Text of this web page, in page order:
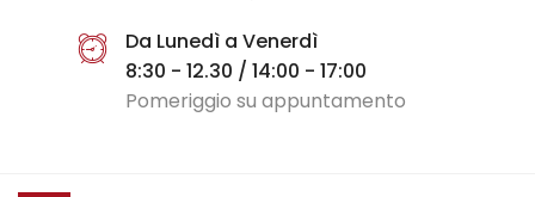
Da Lunedì a Venerdì
8:30 - 12.30 / 14:00 - 17:00
Pomeriggio su appuntamento